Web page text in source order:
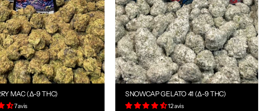
MAC (Δ-9 THC)
7 avis
SNOWCAP GELATO 41 (Δ-9 THC)
12 avis